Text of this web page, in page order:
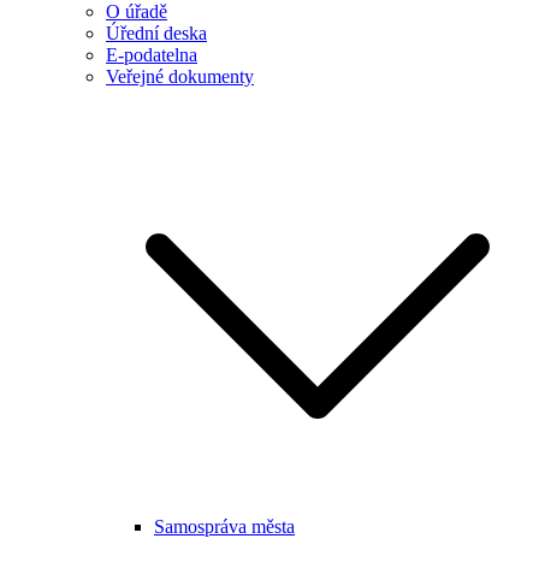
O úřadě
Úřední deska
E-podatelna
Veřejné dokumenty
Samospráva města